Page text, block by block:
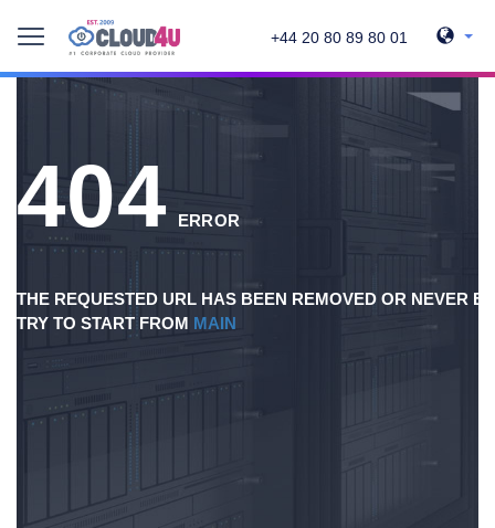
+44 20 80 89 80 01
404 ERROR
THE REQUESTED URL HAS BEEN REMOVED OR NEVER
TRY TO START FROM MAIN